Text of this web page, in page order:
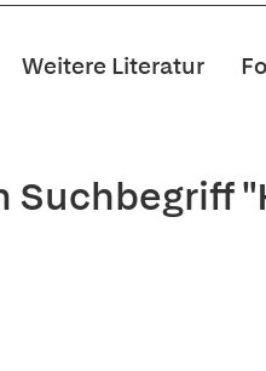
Weitere Literatur
Suchbegriff